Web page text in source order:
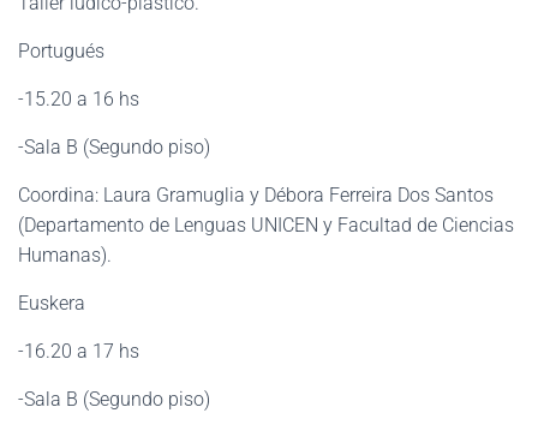
Portugués
-15.20 a 16 hs
-Sala B (Segundo piso)
Coordina: Laura Gramuglia y Débora Ferreira Dos Santos
(Departamento de Lenguas UNICEN y Facultad de Ciencias
Humanas).
Euskera
-16.20 a 17 hs
-Sala B (Segundo piso)